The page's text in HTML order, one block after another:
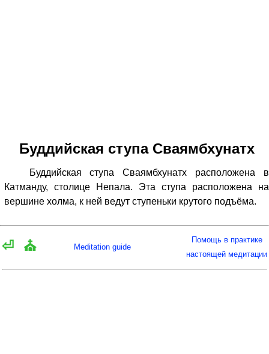
Буддийская ступа Сваямбхунатх
Буддийская ступа Сваямбхунатх расположена в
Катманду, столице Непала. Эта ступа расположена на
вершине холма, к ней ведут ступеньки крутого подъёма.
⏎ ⛪ Meditation guide
Помощь в практике
настоящей медитации